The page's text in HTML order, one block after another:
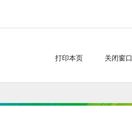
打印本页 关闭窗口